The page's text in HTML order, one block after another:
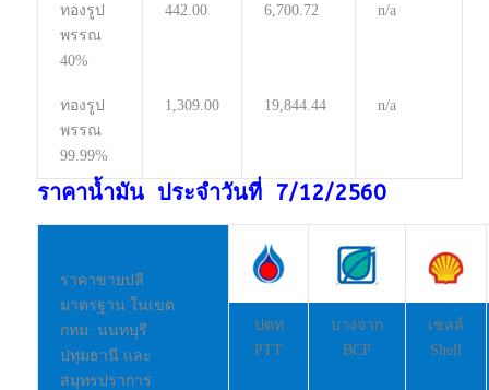
ทองรูป
พรรณ
40%
442.00 6,700.72 n/a
ทองรูป
พรรณ
99.99%
1,309.00 19,844.44 n/a
ราคาน้ำมัน ประจำวันที่ 7/12/2560
ราคาขายปลี
มาตรฐาน ในเขต
กทม. นนทบุรี
ปทุมธานี และ
สมุทรปราการ
ปตท
PTT
บางจาก
BCP
เชลล์
Shell